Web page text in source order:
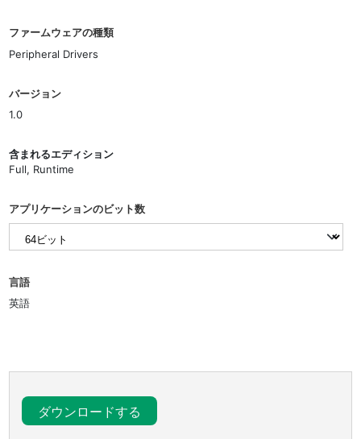
ファームウェアの種類
Peripheral Drivers
バージョン
1.0
含まれるエディション
Full, Runtime
アプリケーションのビット数
言語
英語
ダウンロードする